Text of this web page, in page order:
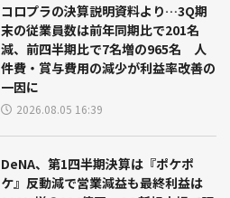
コロプラの決算説明資料より…3Q期
末の従業員数は前年同期比で201名
減、前四半期比で7名増の965名 人
件費・賞与費用の減少が利益率改善の
一因に
2026.08.05 16:39
DeNA、第1四半期決算は『ポケポ
ケ』反動減で営業減益も最終利益は